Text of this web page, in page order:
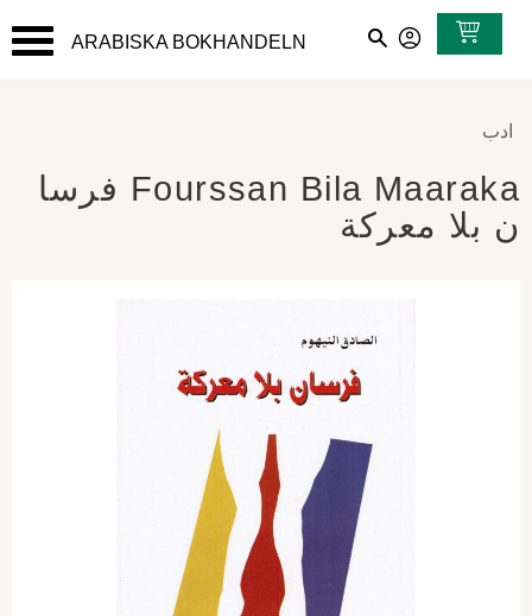
القائمة
ARABISKA BOKHANDELN
ادب
Fourssan Bila Maaraka فرسا
ن بلا معركة